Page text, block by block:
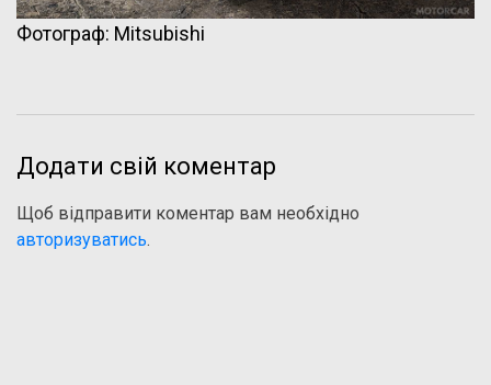
Фотограф: Mitsubishi
Додати свій коментар
Щоб відправити коментар вам необхідно
авторизуватись.